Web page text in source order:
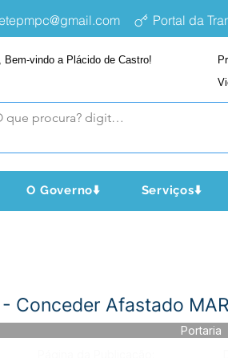
Portal da
Bem-vindo a Plácido de Castro!
O Governo⬇️ Serviços⬇️
Afastado
Portaria